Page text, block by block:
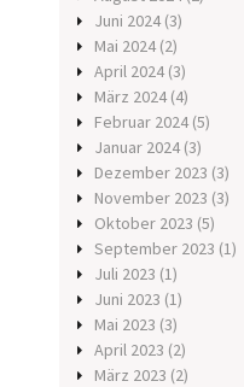
Juni 2024 (3)
Mai 2024 (2)
April 2024 (3)
März 2024 (4)
Februar 2024 (5)
Januar 2024 (3)
Dezember 2023 (3)
November 2023 (3)
Oktober 2023 (5)
September 2023 (1)
Juli 2023 (1)
Juni 2023 (1)
Mai 2023 (3)
April 2023 (2)
März 2023 (2)